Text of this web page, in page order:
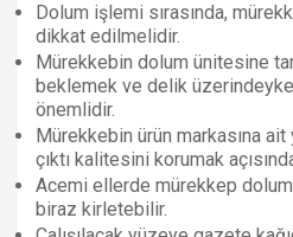
Dolum işlemi sırasında,
dikkat edilmelidir.
Mürekkebin dolum ünitesine
beklemek ve delik
önemlidir.
Mürekkebin ürün markasına ait
çıktı kalitesini korumak
Acemi ellerde mürekkep dolum
biraz kirletebilir.